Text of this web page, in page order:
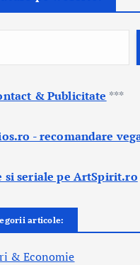
& Publicitate ***
- recomandare
si seriale pe ArtSpirit.ro
articole:
& Economie